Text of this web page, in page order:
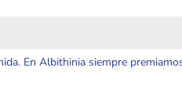
En Albithinia siempre